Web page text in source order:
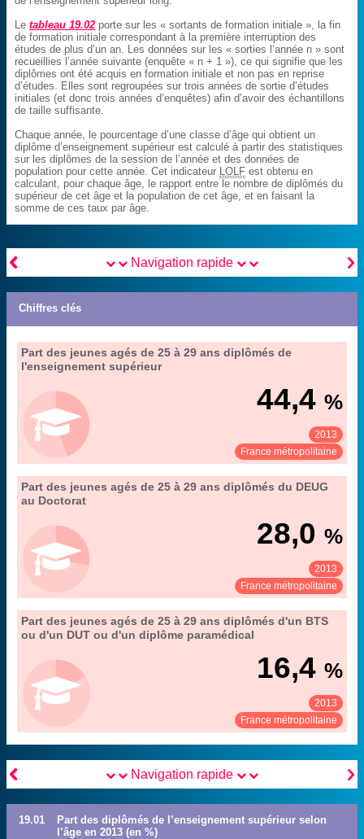
Letableau 19.02 porte sur les « sortants de formation initiale », la fin
de formation initiale correspondant à la première interruption des
études de plus d’un an. Les données sur les « sorties l’année n » sont
recueillies l’année suivante (enquête « n + 1 »), ce qui signifie que les
diplômes ont été acquis en formation initiale et non pas en reprise
d’études. Elles sont regroupées sur trois années de sortie d’études
initiales (et donc trois années d’enquêtes) afin d’avoir des échantillons
de taille suffisante.
Chaque année, le pourcentage d’une classe d’âge qui obtient un
diplôme d’enseignement supérieur est calculé à partir des statistiques
sur les diplômes de la session de l’année et des données de
population pour cette année. Cet indicateur LOLF est obtenu en
calculant, pour chaque âge, le rapport entre le nombre de diplômés du
supérieur de cet âge et la population de cet âge, et en faisant la
somme de ces taux par âge.
 
Navigation rapide
Chiffres clés
Part des jeunes agés de 25 à 29 ans diplômés de
l'enseignement supérieur
44,4 %
2013
France métropolitaine
Voir :
Extrait de la fiche "
19. le niveau d'études de la population et des
Part des jeunes agés de 25 à 29 ans diplômés du DEUG
au Doctorat
28,0 %
2013
France métropolitaine
Voir :
Extrait de la fiche "
19. le niveau d'études de la population et des
Part des jeunes agés de 25 à 29 ans diplômés d'un BTS
ou d'un DUT ou d'un diplôme paramédical
16,4 %
2013
France métropolitaine
Voir :
Extrait de la fiche "
19. le niveau d'études de la population et des
 
Navigation rapide
19.01
Part des diplômés de l’enseignement supérieur selon
l’âge en 2013 (en %)